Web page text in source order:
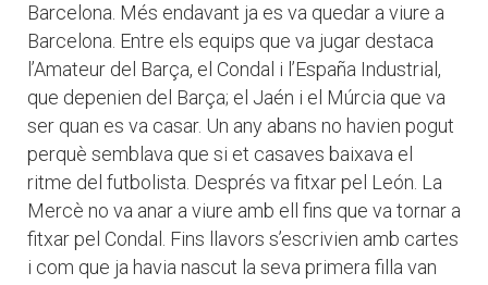
Barcelona. Més endavant ja es va quedar a viure a
Barcelona. Entre els equips que va jugar destaca
l’Amateur del Barça, el Condal i l’España Industrial,
que depenien del Barça; el Jaén i el Múrcia que va
ser quan es va casar. Un any abans no havien pogut
perquè semblava que si et casaves baixava el
ritme del futbolista. Després va fitxar pel León. La
Mercè no va anar a viure amb ell fins que va tornar a
fitxar pel Condal. Fins llavors s’escrivien amb cartes
i com que ja havia nascut la seva primera filla van